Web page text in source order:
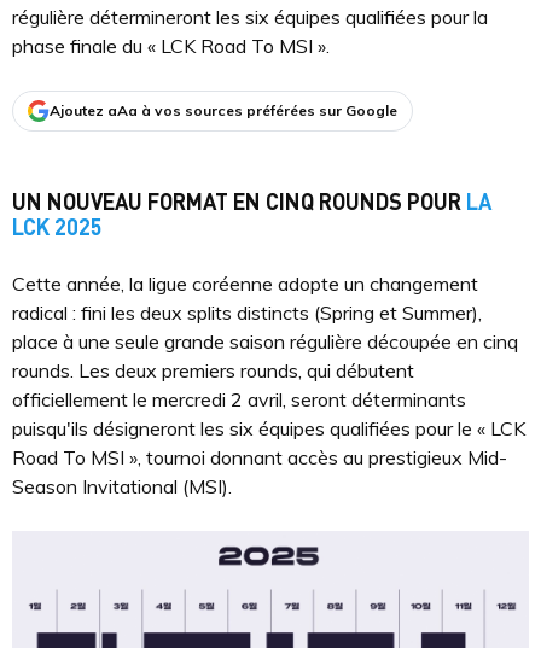
régulière détermineront les six équipes qualifiées pour la
phase finale du « LCK Road To MSI ».
Ajoutez aAa à vos sources préférées sur Google
UN NOUVEAU FORMAT EN CINQ ROUNDS POUR LA
LCK 2025
Cette année, la ligue coréenne adopte un changement
radical : fini les deux splits distincts (Spring et Summer),
place à une seule grande saison régulière découpée en cinq
rounds. Les deux premiers rounds, qui débutent
officiellement le mercredi 2 avril, seront déterminants
puisqu'ils désigneront les six équipes qualifiées pour le « LCK
Road To MSI », tournoi donnant accès au prestigieux Mid-
Season Invitational (MSI).